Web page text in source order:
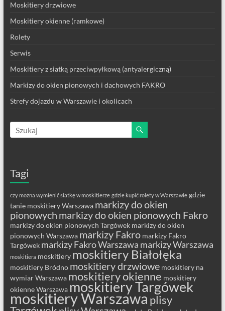
Moskitiery drzwiowe
Moskitiery okienne (ramkowe)
Rolety
Serwis
Moskitiery z siatką przeciwpyłkową (antyalergiczną)
Markizy do okien pionowych i dachowych FAKRO
Strefy dojazdu w Warszawie i okolicach
Tagi
czy można wymienić siatkę w moskitierze gdzie kupić rolety w Warszawie gdzie
tanie moskitiery Warszawa markizy do okien
pionowych markizy do okien pionowych Fakro
markizy do okien pionowych Targówek markizy do okien
pionowych Warszawa markizy Fakro markizy Fakro
Targówek markizy Fakro Warszawa markizy Warszawa
moskitiera moskitiery moskitiery Białołęka
moskitiery Bródno moskitiery drzwiowe moskitiery na
wymiar Warszawa moskitiery okienne moskitiery
okienne Warszawa moskitiery Targówek
moskitiery Warszawa plisy